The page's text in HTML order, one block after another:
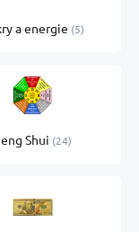
a energie 5
Shui 24